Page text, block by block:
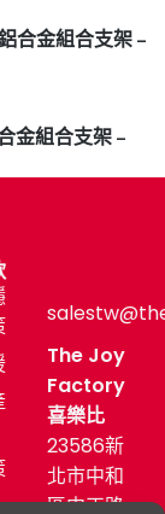
合金組合支架 –
金組合支架 –
The Joy
Factory
喜樂比
23586新
北市中和
區中正路